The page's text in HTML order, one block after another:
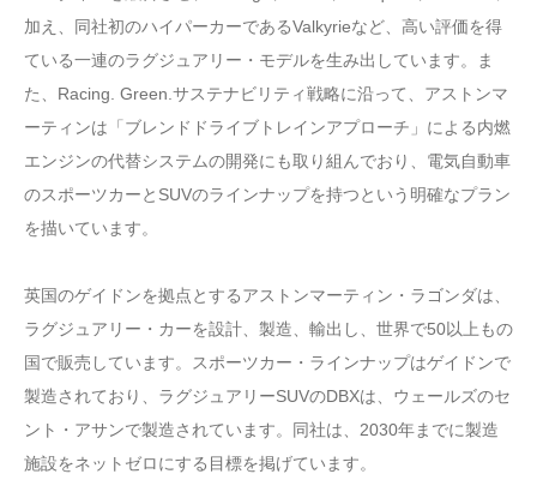
加え、同社初のハイパーカーであるValkyrieなど、高い評価を得
ている一連のラグジュアリー・モデルを生み出しています。ま
た、Racing. Green.サステナビリティ戦略に沿って、アストンマ
ーティンは「ブレンドドライブトレインアプローチ」による内燃
エンジンの代替システムの開発にも取り組んでおり、電気自動車
のスポーツカーとSUVのラインナップを持つという明確なプラン
を描いています。
英国のゲイドンを拠点とするアストンマーティン・ラゴンダは、
ラグジュアリー・カーを設計、製造、輸出し、世界で50以上もの
国で販売しています。スポーツカー・ラインナップはゲイドンで
製造されており、ラグジュアリーSUVのDBXは、ウェールズのセ
ント・アサンで製造されています。同社は、2030年までに製造
施設をネットゼロにする目標を掲げています。